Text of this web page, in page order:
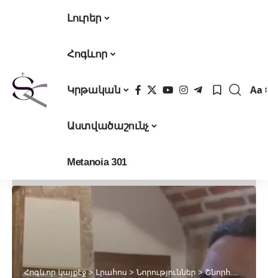
Լուրեր
Հոգևոր
Կրթական
Աստվածաշունչ
Metanoia 301
Aa
Հոգևոր կայքէջ> Լրահոս > Նորություններ >Շնորհալի հայրապետի առաջնորդությամբ Մեծ պահքի ճանապարհորդությունը շարունակվում է (տեսանյութ)